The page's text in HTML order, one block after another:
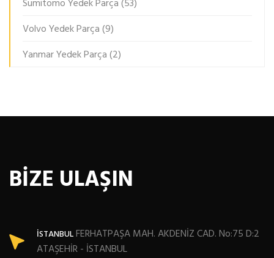
Sumitomo Yedek Parça(53)
Volvo Yedek Parça(9)
Yanmar Yedek Parça(2)
BİZE ULAŞIN
İSTANBULFERHATPAŞA MAH. AKDENİZ CAD. No:75 D:2
ATAŞEHİR - İSTANBUL